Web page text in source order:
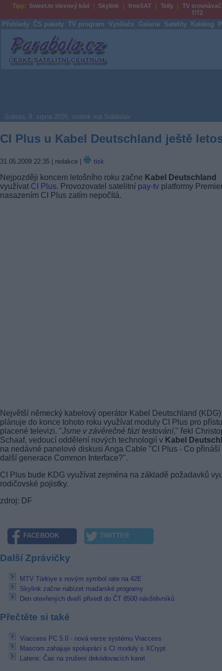
Tipy: Sweet.tv slevový kód Skylink freeSAT Telly
TV srovnávač
T/T2
Přehledy ČS pakety TV program Vysílače Galerie Satelity Katalog
Parabola.cz
Sobota, 8. srpna 2026, svátek má Soběslav
CI Plus u Kabel Deutschland ještě
31.05.2009 22:35 | redakce | tisk
Nejpozději koncem letošního roku začne Kabel Deutschland
využívat CI Plus. Provozovatel satelitní pay-tv platformy
nasazením CI Plus zatím nepočítá.
Největší německý kabelový operátor Kabel Deutschland (KDG)
plánuje do konce tohoto roku využívat moduly CI Plus pro
placené televizi. "Jsme v závěrečné fázi testování," řekl
Schaaf, vedoucí oddělení nových technologií v Kabel
na nedávné panelové diskusi Anga Cable "CI Plus - Co přináší
další generace Common Interface?".
CI Plus bude KDG využívat zejména na základě požadavků
rodičovské pojistky.
zdroj: DF
FACEBOOK TWITTER
Další Zprávičky
MTV Türkiye s novým symbol rate na 42E
Skylink začne nabízet maďarské programy
Den otevřených dveří přivedl do ČT 8500 návštěvníků
Přečtěte si také
Viaccess PC 5.0 - nová verze systému Viaccess
Mascom zahajuje spolupráci s CI moduly s XCrypt
Latens: Čas na zrušení dekódovacích karet